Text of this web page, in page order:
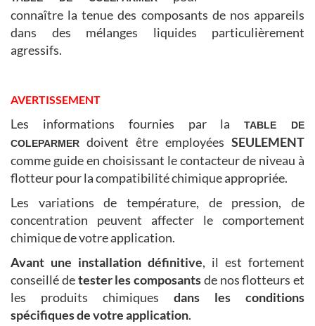
connaître la tenue des composants de nos appareils
dans des mélanges liquides particulièrement
agressifs.
AVERTISSEMENT
Les informations fournies par laTABLE DE
COLEPARMER
doivent être employées SEULEMENT
comme guide en choisissant le contacteur de niveau à
flotteur pour la compatibilité chimique appropriée.
Les variations de température, de pression, de
concentration peuvent affecter le comportement
chimique de votre application.
Avant une installation définitive, il est fortement
conseillé detester les composantsde nos flotteurs et
les produits chimiques dans les conditions
spécifiques de votre application.